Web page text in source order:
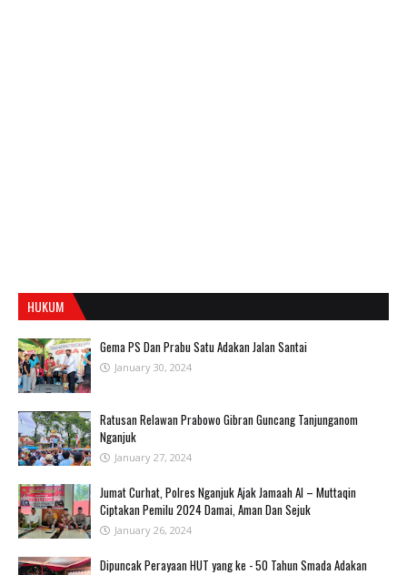
HUKUM
Gema PS Dan Prabu Satu Adakan Jalan Santai
January 30, 2024
Ratusan Relawan Prabowo Gibran Guncang Tanjunganom
Nganjuk
January 27, 2024
Jumat Curhat, Polres Nganjuk Ajak Jamaah Al – Muttaqin
Ciptakan Pemilu 2024 Damai, Aman Dan Sejuk
January 26, 2024
Dipuncak Perayaan HUT yang ke - 50 Tahun Smada Adakan